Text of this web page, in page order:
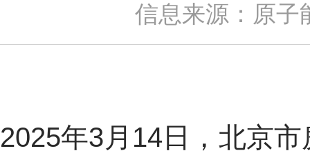
信息来源：原
2025年3月14日，北京